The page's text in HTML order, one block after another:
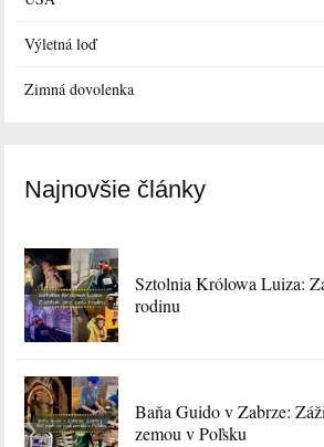
Výletná loď
Zimná dovolenka
Najnovšie články
Sztolnia Królowa Luiza:
rodinu
Baňa Guido v Zabrze:
zemou v Poľsku